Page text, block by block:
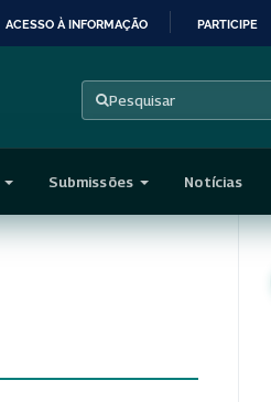
ACESSO À INFORMAÇÃO PARTICIPE
Pesquisar
Submissões Notícias